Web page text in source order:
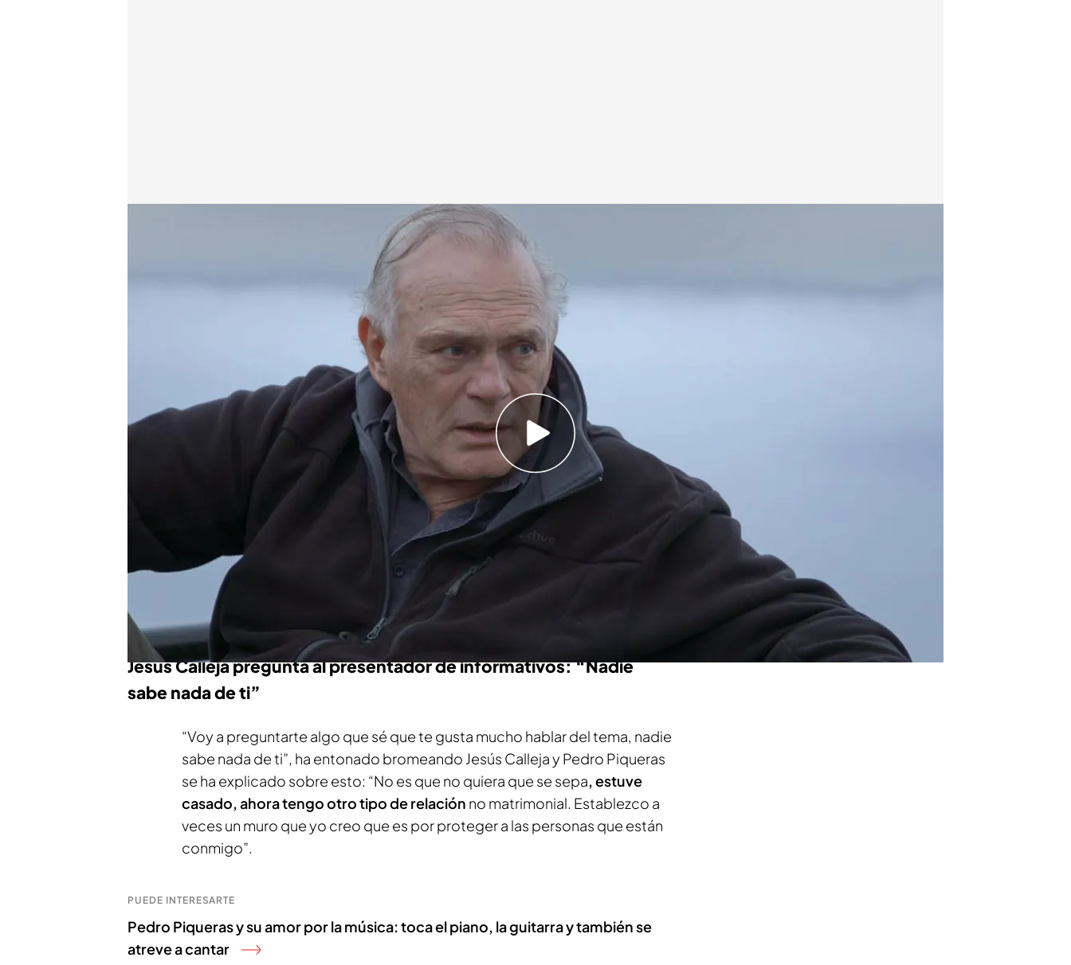
Actualizado a las 09:55h.
La cara más desconocida de Pedro Piqueras: de cantante de música
folk a amante de los animales
Jesús Calleja y Pedro Piqueras comparten una charla y el presentador
da detalles de su vida que nadie conoce
'Planeta Calleja' con Pedro Piqueras (01/03/2023), online y completo
Desde el mirador montaña de la Breña Jesús Calleja
Pedro Piqueras
por una parte muy desconocida sobre él,
algo que no ha hecho hasta el momento y que ha querido compartir en
‘Planeta Calleja’
Jesús Calleja pregunta al presentador de informativos: “Nadie
sabe nada de ti”
“Voy a preguntarte algo que sé que te gusta mucho hablar del tema, nadie
sabe nada de ti”, ha entonado bromeando Jesús Calleja y Pedro Piqueras
se ha explicado sobre esto: “No es que no quiera que se sepa, estuve
casado, ahora tengo otro tipo de relación no matrimonial. Establezco a
veces un muro que yo creo que es por proteger a las personas que están
conmigo”.
PUEDE INTERESARTE
Pedro Piqueras y su amor por la música: toca el piano, la guitarra y también se
atreve a cantar